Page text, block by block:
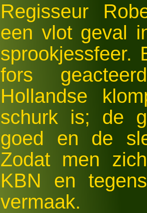
Regisseur
een vlot geval
sprookjessfeer.
fors
Hollandse
schurk is; de
goed en de
Zodat men
KBN en
vermaak.